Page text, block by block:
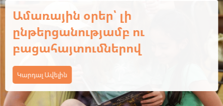
Ամառային օրեր՝ լի
ընթերցանությամբ ու
բացահայտումներով
Կարդալ Ավելին